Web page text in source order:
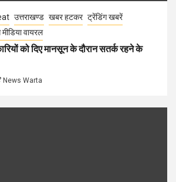
उत्तराखण्ड खबर हटकर ट्रेंडिंग खबरें
वायरल
को दिए मानसून के दौरान सतर्क रहने के
News Warta